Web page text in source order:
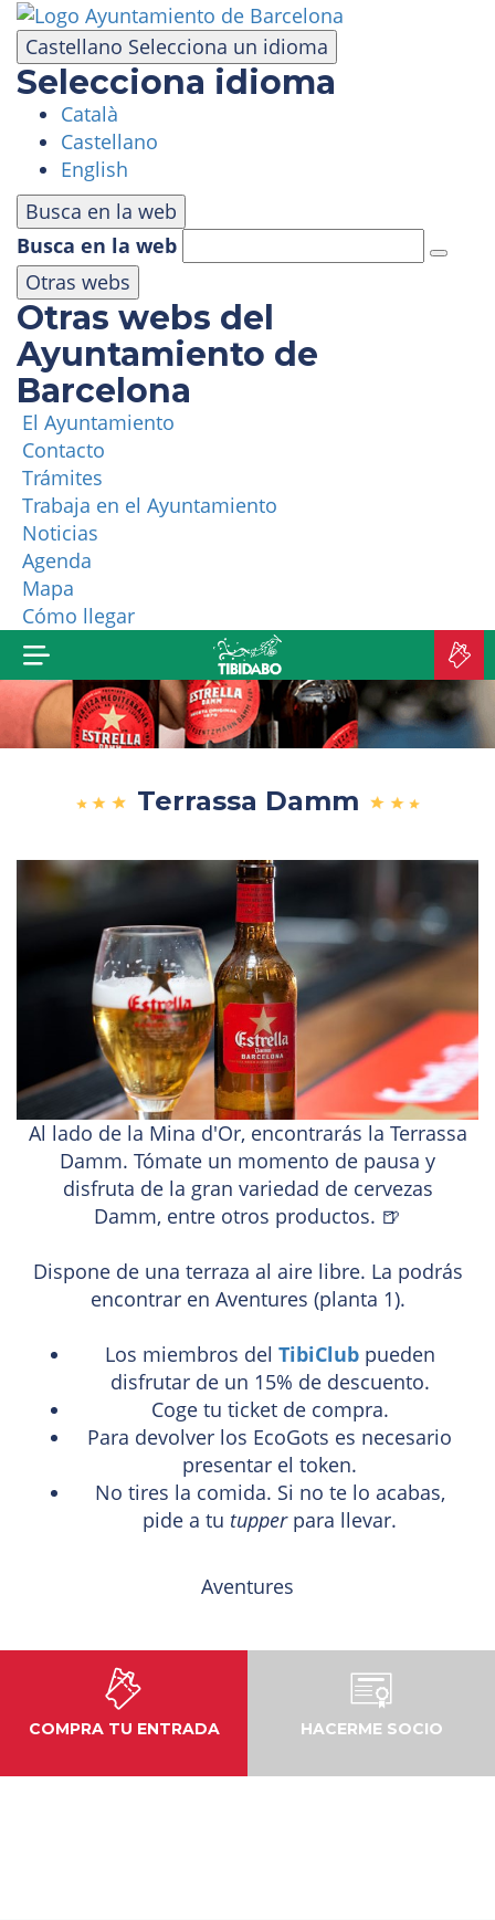
Castellano Selecciona un idioma
Selecciona idioma
Català
Castellano
English
Busca en la web
Busca en la web
Otras webs
Otras webs del
Ayuntamiento de
Barcelona
El Ayuntamiento
Contacto
Trámites
Trabaja en el Ayuntamiento
Noticias
Agenda
Mapa
Cómo llegar
Pasar
contenido
principal
VISITA
PARQUE DE ATRACCIONES
ÁREA PANORÁMICA
MASÍA TIBIDABO
FUNICULAR
TIBICLUB
¿QUIÉNES SOMOS?
MÁS PRODUCTOS
Terrassa Damm
Al lado de la Mina d'Or, encontrarás la Terrassa
Damm. Tómate un momento de pausa y
disfruta de la gran variedad de cervezas
Damm, entre otros productos. 🍺
Dispone de una terraza al aire libre. La podrás
encontrar en Aventures (planta 1).
Los miembros del TibiClubpueden
disfrutar de un 15% de descuento.
Coge tu ticket de compra.
Para devolver los EcoGots es necesario
presentar el token.
No tires la comida. Si no te lo acabas,
pide a tu tupperpara llevar.
Aventures
COMPRA TU ENTRADA HACERME SOCIO